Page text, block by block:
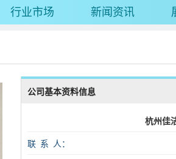
行业市场 新闻资讯
公司基本资料信息
杭州佳
联 系 人：